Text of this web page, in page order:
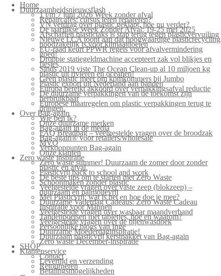
Home
Duurzaamheidsnieuwsflash
1 t/m 7 juni 2026 Week zonder afval
Repaircafés: cursus leren repareren?
VN verdrag over plastic geklapt, hoe nu verder?
De jaarlijkse Week Zonder Afval: 19-25 mei 2025
Afschaffen plastictaks is stap terug tegen plasticvervuiling
Nieuwe LCA toont aan dat hoogwaardige plasticrecycling
noodzakelijk is voor klimaatdoelen
EU-raad keurt PPWR regels voor afvalvermindering
goed!
Droppie statiegeldmachine accepteert zak vol blikjes en
flesjes
Sinds 2019 viste The Ocean Clean-up al 10 miljoen kg
plastic uit rivieren en oceanen!
Geen plastic meer om komkommers bij Jumbo
Plastic export uit Nederland aan banden
Europa bereikt akkoord over verpakkingsafval reductie
De duurzame verpakkingen van de toekomst zijn
herbruikbaar
Europese maatregelen om plastic verpakkingen terug te
dringen.
Over Bag-again
Wie ben ik?
Onze duurzame merken
Bag-again in de media
FAQ Breadbag – veelgestelde vragen over de broodzak
Bag-again® voor retailers/wholesale
MVO
Verkooppunten Bag-again
Onze klanten
Zero waste inspiratie
Zero waste summer! Duurzaam de zomer door zonder
plastic en afval.
Plasticvrij back to school and work
De beste tips om te starten met Zero Waste
Schoonmaken zonder plastic
Veelgestelde vragen over vaste zeep (blokzeep) –
duurzaam en palmolievrij
Mei Plasticvrij: wat is het en hoe doe je mee?
Duurzame Vaderdag Cadeaus: Zero Waste Cadeau
Inspiratie voor Mannen
Veelgestelde vragen over wasbaar maandverband
Tandenpoetsen met tabletjes, hoe en waarom?
Veelgestelde vragen over de bijenwasdoek
Persoonlijke blogs van Inge
Duurzame Moederdaginspiratie!
Duurzaam plasticvrij kerstpakket van Bag-again
Zero waste December-inspiratie
SHOP
Klantenservice
Contact
Levertijd en verzending
Retourneren
Betalingsmogelijkheden